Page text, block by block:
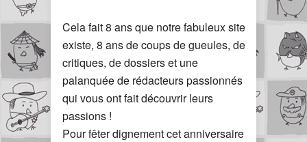
Cela fait 8 ans que notre fabuleux site
existe, 8 ans de coups de gueules, de
critiques, de dossiers et une
palanquée de rédacteurs passionnés
qui vous ont fait découvrir leurs
passions !
Pour fêter dignement cet anniversaire